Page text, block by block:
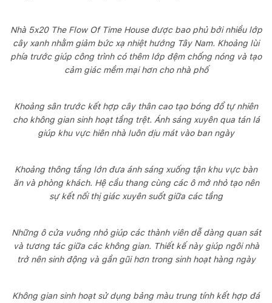
Nhà 5x20 The Flow Of Time House được bao phủ bởi nhiều lớp
cây xanh nhằm giảm bức xạ nhiệt hướng Tây Nam. Khoảng lùi
phía trước giúp công trình có thêm lớp đệm chống nóng và tạo
cảm giác mềm mại hơn cho nhà phố
Khoảng sân trước kết hợp cây thân cao tạo bóng đổ tự nhiên
cho không gian sinh hoạt tầng trệt. Ánh sáng xuyên qua tán lá
giúp khu vực hiên nhà luôn dịu mát vào ban ngày
Khoảng thông tầng lớn đưa ánh sáng xuống tận khu vực bàn
ăn và phòng khách. Hệ cầu thang cùng các ô mở nhỏ tạo nên
sự kết nối thị giác xuyên suốt giữa các tầng
Những ô cửa vuông nhỏ giúp các thành viên dễ dàng quan sát
và tương tác giữa các không gian. Thiết kế này giúp ngôi nhà
trở nên sinh động và gần gũi hơn trong sinh hoạt hàng ngày
Không gian sinh hoạt sử dụng bảng màu trung tính kết hợp đá